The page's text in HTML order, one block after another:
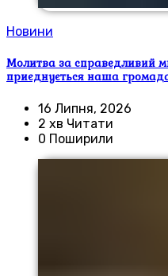
Новини
Молитва за справедливий
приєднується наша
16 Липня, 2026
2 хв Читати
0 Поширили